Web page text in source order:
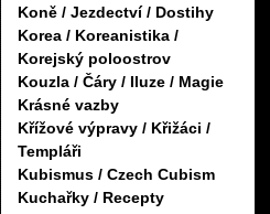
Koně / Jezdectví / Dostihy
Korea / Koreanistika /
Korejský poloostrov
Kouzla / Čáry / Iluze / Magie
Krásné vazby
Křížové výpravy / Křižáci /
Templáři
Kubismus / Czech Cubism
Kuchařky / Recepty